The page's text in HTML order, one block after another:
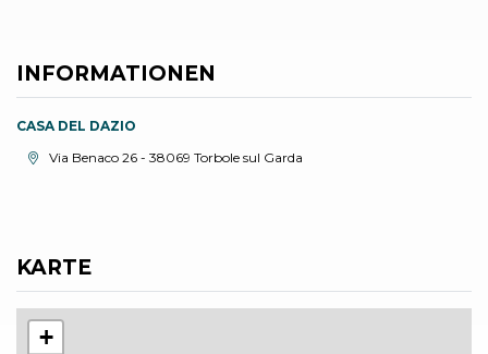
INFORMATIONEN
CASA DEL DAZIO
aria.location:
Via Benaco 26 - 38069 Torbole sul Garda
KARTE
+